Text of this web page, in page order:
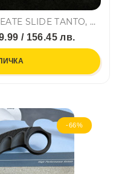
Рядък модел сгъваем нож REATE SLIDE TANTO, стомана D2, луксозно изпълнение
/ 156.45 лв.
-66%